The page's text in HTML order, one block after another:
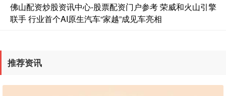
佛山配资炒股资讯中心-股票配资门户参考 荣威和火山引擎
联手 行业首个AI原生汽车“家越”成见车亮相
推荐资讯